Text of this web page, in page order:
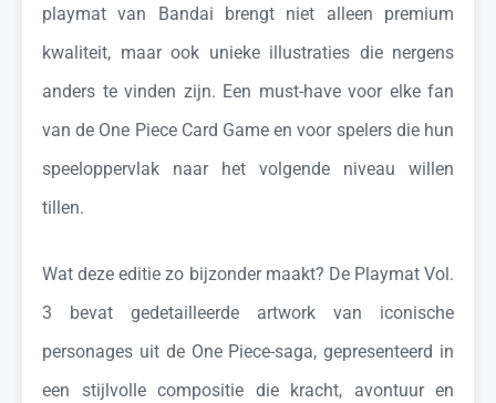
playmat van Bandai brengt niet alleen premium
kwaliteit, maar ook unieke illustraties die nergens
anders te vinden zijn. Een must-have voor elke fan
van de One Piece Card Game en voor spelers die hun
speeloppervlak naar het volgende niveau willen
tillen.
Wat deze editie zo bijzonder maakt? De Playmat Vol.
3 bevat gedetailleerde artwork van iconische
personages uit de One Piece-saga, gepresenteerd in
een stijlvolle compositie die kracht, avontuur en